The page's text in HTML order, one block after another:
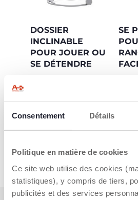
Consentement Détails
Politique en matière de cookies
Ce site web utilise des cookies
statistiques), y compris de tiers,
publicités et des services
DOSSIER
INCLINABLE
POUR JOUER OU
SE DÉTENDRE
ou en douce
SE